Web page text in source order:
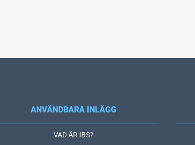
ANVÄNDBARA INLÄGG
VAD ÄR IBS?